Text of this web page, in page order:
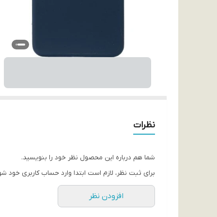
نظرات
شما هم درباره این محصول نظر خود را بنویسید.
برای ثبت نظر، لازم است ابتدا وارد حساب کاربری خود
افزودن نظر